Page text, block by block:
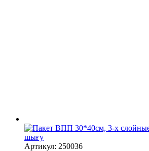
шығу
Артикул: 250036